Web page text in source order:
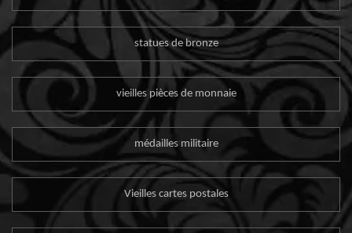
statues de bronze
vieilles pièces de monnaie
médailles militaire
Vieilles cartes postales